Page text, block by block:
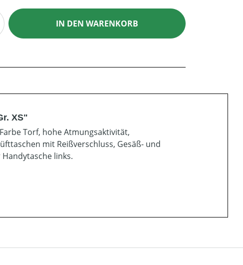
Gib den gewünschten Wert ein oder
IN DEN WARENKORB
XS"
Torf, hohe Atmungsaktivität,
mit Reißverschluss, Gesäß- und
links.